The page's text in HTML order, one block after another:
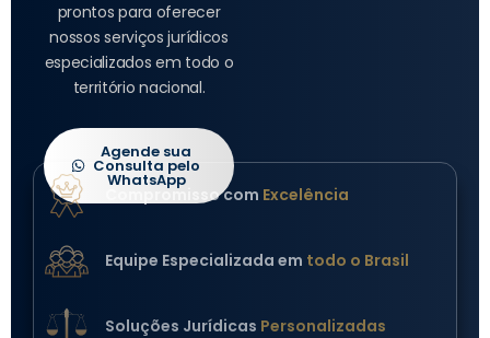
prontos para oferecer
nossos serviços jurídicos
especializados em todo o
território nacional.
Agende sua
Consulta pelo
WhatsApp
Compromisso com Excelência
Equipe Especializada em todo o Brasil
Soluções Jurídicas Personalizadas